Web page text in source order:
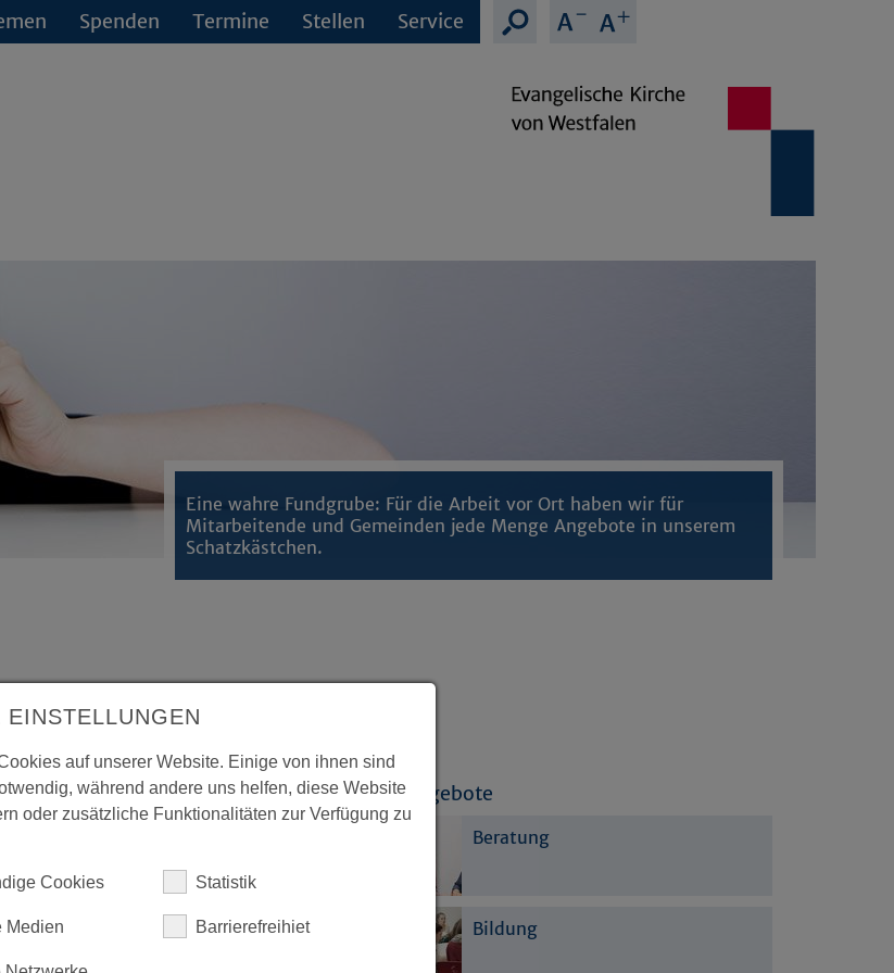
Spenden Termine Stellen Service
Eine wahre Fundgrube: Für die Arbeit vor Ort haben wir für
Mitarbeitende und Gemeinden jede Menge Angebote in unserem
Schatzkästchen.
Mitarbeitende
Begleitung.
der vielen haupt- und
Landeskirche wichtig,
beraten
. Zusammen mit
zudem
Angebote
Beratung
Bildung
EINSTELLUNGEN
auf unserer Website. Einige von ihnen sind
während andere uns helfen, diese Website
oder zusätzliche Funktionalitäten zur Verfügung zu
Cookies Statistik
Medien Barrierefreihiet